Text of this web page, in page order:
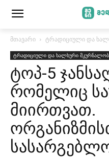
მთავარი ტრადიციული და
ტრადიციული და ხალხური
ტოპ-5
რომელიც
მიირთვათ.